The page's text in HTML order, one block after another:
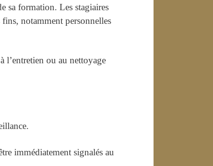
sa formation. Les stagiaires
notamment personnelles
l’entretien ou au nettoyage
immédiatement signalés au